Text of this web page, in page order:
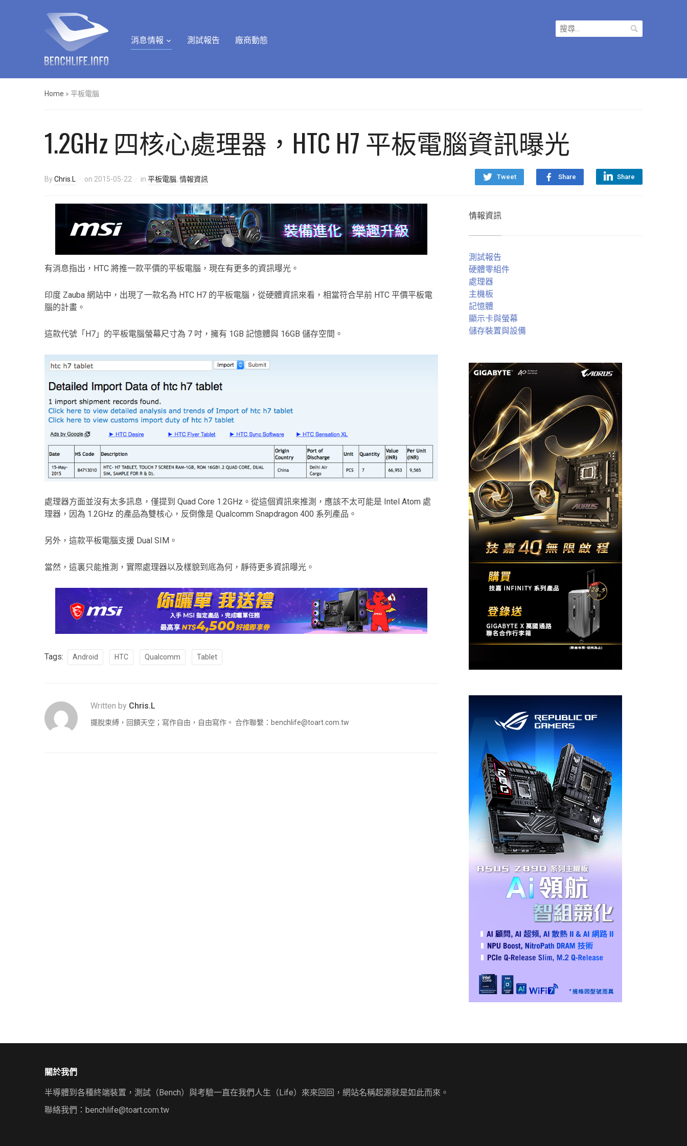
消息情報 測試報告 廠商動態
搜
尋
Home » 平板電腦
1.2GHz 四核心處理器，HTC H7 平板電腦資訊曝光
Tweet Share Share
ByChris.L on 2015-05-22 in 平板電腦, 情報資訊
有消息指出，HTC 將推一款平價的平板電腦，現在有更多的資訊曝光。
印度 Zauba 網站中，出現了一款名為 HTC H7 的平板電腦，從硬體資訊來看，相當符合早前 HTC 平價平板電
腦的計畫。
這款代號「H7」的平板電腦螢幕尺寸為 7 吋，擁有 1GB 記憶體與 16GB 儲存空間。
處理器方面並沒有太多訊息，僅提到 Quad Core 1.2GHz。從這個資訊來推測，應該不太可能是 Intel Atom 處
理器，因為 1.2GHz 的產品為雙核心，反倒像是 Qualcomm Snapdragon 400 系列產品。
另外，這款平板電腦支援 Dual SIM。
當然，這裏只能推測，實際處理器以及樣貌到底為何，靜待更多資訊曝光。
Tags: Android HTC Qualcomm Tablet
Written by Chris.L
擺脫束縛，回饋天空；寫作自由，自由寫作。 合作聯繫： benchlife@toart.com.tw
情報資訊
測試報告
硬體零組件
處理器
主機板
記憶體
顯示卡與螢幕
儲存裝置與設備
關於我們
半導體到各種終端裝置，測試（Bench）與考驗一直在我們人生（Life）來來回回，網站名稱起源就是如此而來。
聯絡我們： benchlife@toart.com.tw